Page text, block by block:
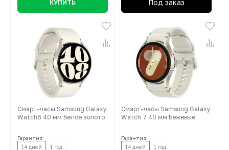
КУПИТЬ Под заказ
Смарт-часы Samsung Galaxy
Watch6 40 мм Белое золото
Гарантия:
14 дней
1 год
Смарт-часы Samsung Galaxy
Watch 7 40 мм Бежевые
Гарантия:
14 дней
1 год